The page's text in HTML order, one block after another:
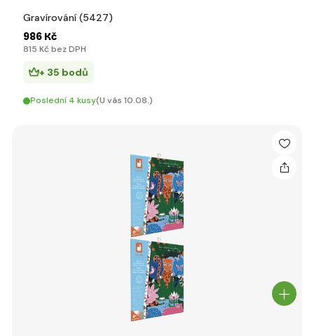
Gravírování (5427)
986 Kč
815 Kč bez DPH
+ 35 bodů
Poslední 4 kusy(U vás 10.08.)